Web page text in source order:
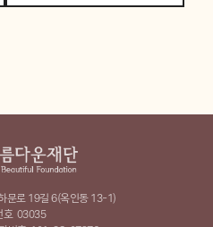
문로 19길 6(옥인동 13-1)
호 03035